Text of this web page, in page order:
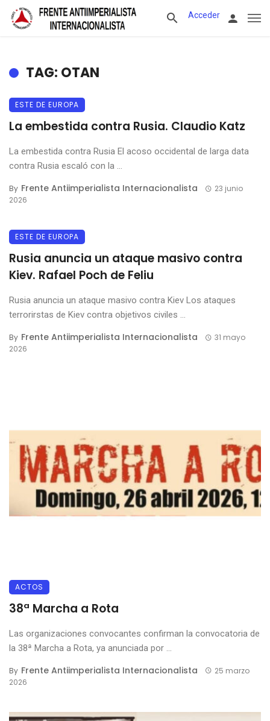
Acceder
TAG: OTAN
ESTE DE EUROPA
La embestida contra Rusia. Claudio Katz
La embestida contra Rusia El acoso occidental de larga data
contra Rusia escaló con la ...
By Frente Antiimperialista Internacionalista
23 junio
2026
ESTE DE EUROPA
Rusia anuncia un ataque masivo contra
Kiev. Rafael Poch de Feliu
Rusia anuncia un ataque masivo contra Kiev Los ataques
terrorirstas de Kiev contra objetivos civiles ...
By Frente Antiimperialista Internacionalista
31 mayo
2026
ACTOS
38ª Marcha a Rota
Las organizaciones convocantes confirman la convocatoria de
la 38ª Marcha a Rota, ya anunciada por ...
By Frente Antiimperialista Internacionalista
25 marzo
2026